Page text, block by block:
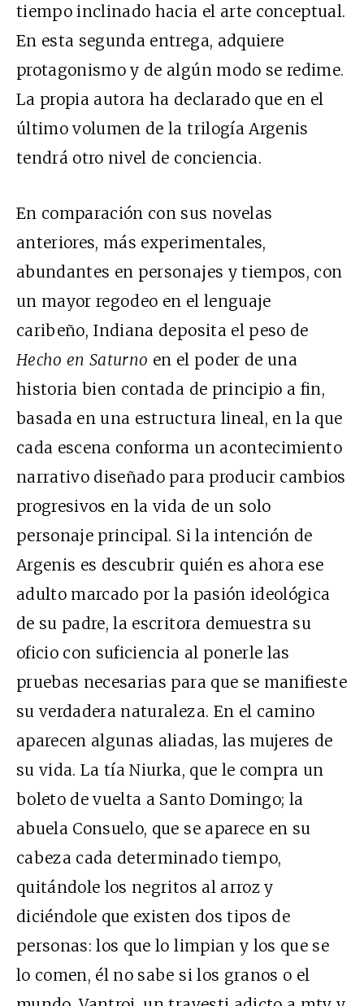
tiempo inclinado hacia el arte conceptual.
En esta segunda entrega, adquiere
protagonismo y de algún modo se redime.
La propia autora ha declarado que en el
último volumen de la trilogía Argenis
tendrá otro nivel de conciencia.
En comparación con sus novelas
anteriores, más experimentales,
abundantes en personajes y tiempos, con
un mayor regodeo en el lenguaje
caribeño, Indiana deposita el peso de
Hecho en Saturno en el poder de una
historia bien contada de principio a fin,
basada en una estructura lineal, en la que
cada escena conforma un acontecimiento
narrativo diseñado para producir cambios
progresivos en la vida de un solo
personaje principal. Si la intención de
Argenis es descubrir quién es ahora ese
adulto marcado por la pasión ideológica
de su padre, la escritora demuestra su
oficio con suficiencia al ponerle las
pruebas necesarias para que se manifieste
su verdadera naturaleza. En el camino
aparecen algunas aliadas, las mujeres de
su vida. La tía Niurka, que le compra un
boleto de vuelta a Santo Domingo; la
abuela Consuelo, que se aparece en su
cabeza cada determinado tiempo,
quitándole los negritos al arroz y
diciéndole que existen dos tipos de
personas: los que lo limpian y los que se
lo comen, él no sabe si los granos o el